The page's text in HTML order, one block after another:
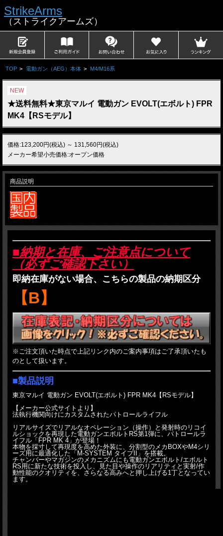
StrikeArms
（ストライクアームズ）
TOP > 電動ガン（AEG）本体 > M4/M16系
NEW
★送料無料★東京マルイ 電動ガン EVOLT(エボルト) FPR
MK4【RSモデル】
価格:123,200円(税込) ～ 131,560円(税込)
メーカー希望小売価格:オープン価格
商品説明
■納期と在庫、ご注意点について
（必ずご確認下さい）
即納在庫がない場合、こちらの製品の納期区分
【B】
※ご注文頂いた時点で上記リンク内のご案内事項はご了承頂いたも
のとして扱います。
■製品説明
東京マルイ 電動ガン EVOLT(エボルト) FPR MK4【RSモデル】
【メーカー公式サイトより】
法執行機関向けにカスタムされたパトロールライフル
リアルサイズでリアルなオペレーション（操作）と発射時のリコイ
ルショックを再現した電動ガンエボルトRS第1弾に、パトロールラ
イフル「FPR MK 4」が登場！
本物を採寸して再現度を高めた外装に、分割型のメカBOXやM4シリ
ーズ用に最適化した「M-SYSTEM タイプII」を搭載。
チャンバーやマガジンのメカニズムにも電動ガンエボルト/エボルト
RS用に新たな技術を投入し、見た目や操作のリアリティと実射/作
動性能のクオリティを、さらなる高みへと押し上げる1丁となってい
ます。